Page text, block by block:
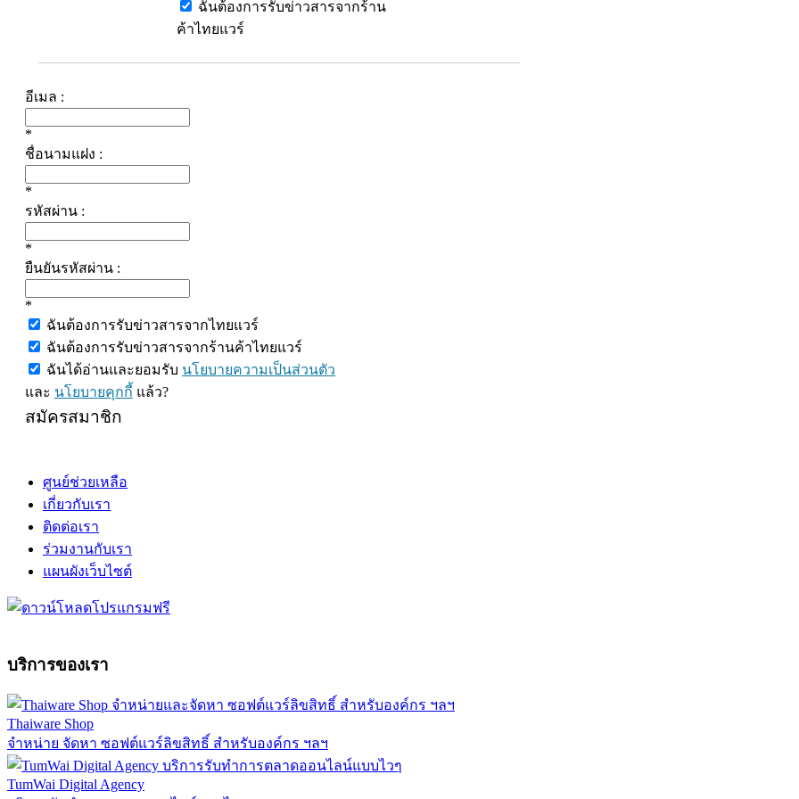
ฉันต้องการรับข่าวสารจากร้าน
ค้าไทยแวร์
อีเมล :
*
ชื่อนามแฝง :
*
รหัสผ่าน :
*
ยืนยันรหัสผ่าน :
*
ฉันต้องการรับข่าวสารจากไทยแวร์
ฉันต้องการรับข่าวสารจากร้านค้าไทยแวร์
ฉันได้อ่านและยอมรับ นโยบายความเป็นส่วนตัว
และ นโยบายคุกกี้ แล้ว?
สมัครสมาชิก
ศูนย์ช่วยเหลือ
เกี่ยวกับเรา
ติดต่อเรา
ร่วมงานกับเรา
แผนผังเว็บไซต์
บริการของเรา
Thaiware Shop
จำหน่าย จัดหา ซอฟต์แวร์ลิขสิทธิ์ สำหรับองค์กร ฯลฯ
TumWai Digital Agency